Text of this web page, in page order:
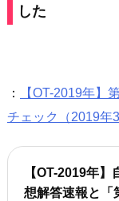
した
：
【OT-2019年】
チェック（2019年3
【OT-2019年
想解答速報と「